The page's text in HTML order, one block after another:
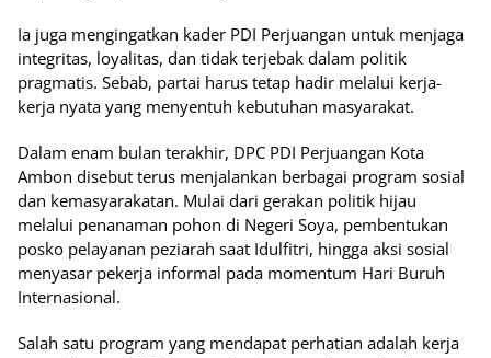
Ia juga mengingatkan kader PDI Perjuangan untuk menjaga
integritas, loyalitas, dan tidak terjebak dalam politik
pragmatis. Sebab, partai harus tetap hadir melalui kerja-
kerja nyata yang menyentuh kebutuhan masyarakat.
Dalam enam bulan terakhir, DPC PDI Perjuangan Kota
Ambon disebut terus menjalankan berbagai program sosial
dan kemasyarakatan. Mulai dari gerakan politik hijau
melalui penanaman pohon di Negeri Soya, pembentukan
posko pelayanan peziarah saat Idulfitri, hingga aksi sosial
menyasar pekerja informal pada momentum Hari Buruh
Internasional.
Salah satu program yang mendapat perhatian adalah kerja